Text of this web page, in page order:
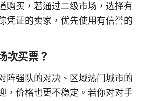
购买，若通过二级市场，选择有
凭证的卖家，优先使用有信誉的
次买票？
阵强队的对决、区域热门城市的
，价格也更不稳定。若你对对手